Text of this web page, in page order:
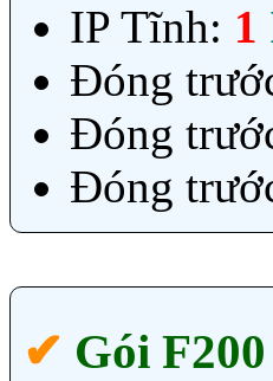
IP Tĩnh: 1
Đóng
Đóng
Đóng
✔‎ Gói